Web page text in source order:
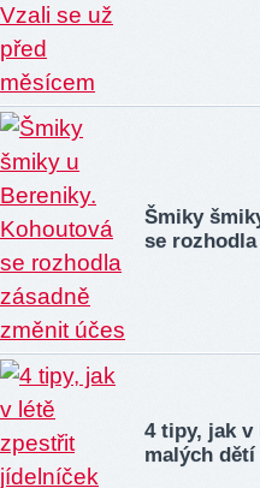
Šmiky
se
4 tipy, jak
malých dětí